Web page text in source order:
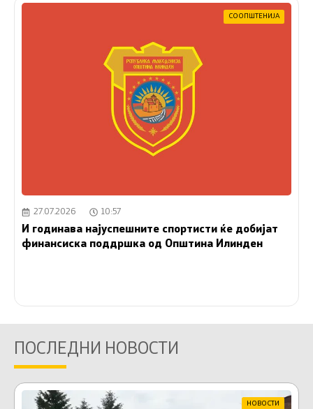
СООПШТЕНИЈА
27.07.2026 10:57
И годинава најуспешните спортисти ќе добијат
финансиска поддршка од Општина Илинден
ПОСЛЕДНИ НОВОСТИ
НОВОСТИ